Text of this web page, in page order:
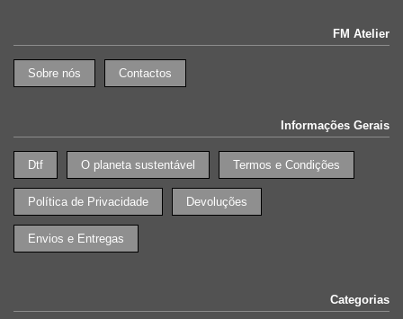
FM Atelier
Sobre nós Contactos
Informações Gerais
Dtf O planeta sustentável Termos e Condições
Política de Privacidade Devoluções
Envios e Entregas
Categorias